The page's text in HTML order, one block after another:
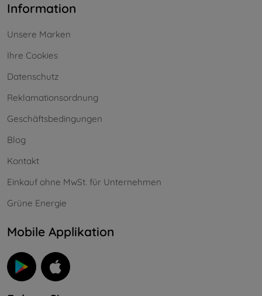
Information
Unsere Marken
Ihre Cookies
Datenschutz
Reklamationsordnung
Geschäftsbedingungen
Blog
Kontakt
Einkauf ohne MwSt. für Unternehmen
Grüne Energie
Mobile Applikation